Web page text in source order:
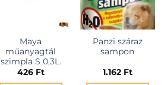
Maya
műanyagtál
szimpla S 0,3L.
426 Ft
Panzi száraz
sampon
1.162 Ft